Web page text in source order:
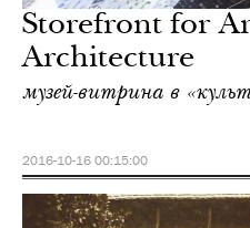
Storefront for
Architecture
музей-витрина в
2016-10-16 00:15:00